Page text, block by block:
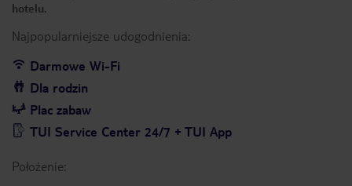
hotelu.
Najpopularniejsze udogodnienia:
Darmowe Wi-Fi
Dla rodzin
Plac zabaw
TUI Service Center 24/7 + TUI App
Położenie: